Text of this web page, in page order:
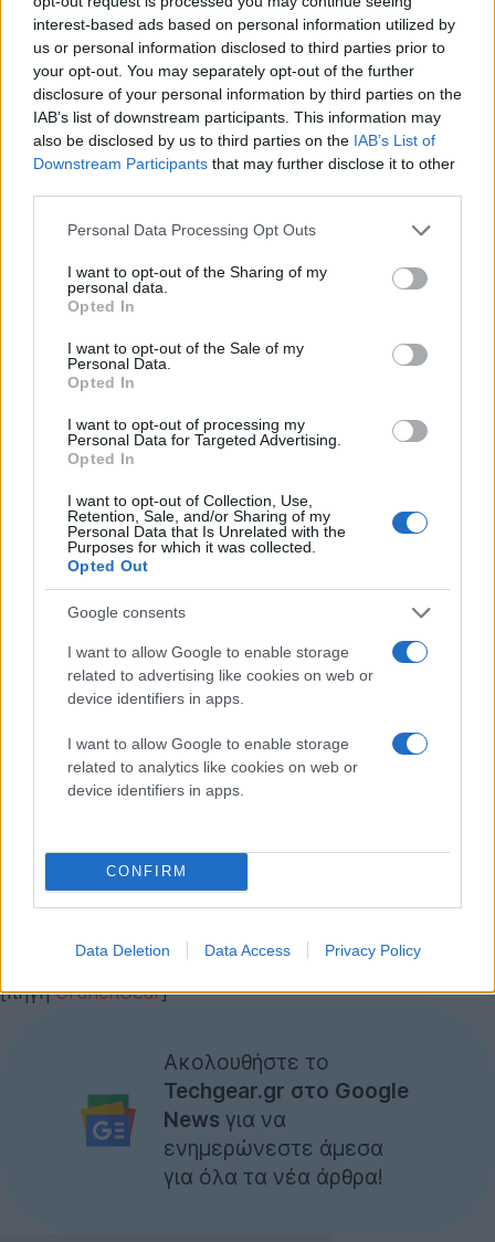
interest-based ads based on personal information utilized by
us or personal information disclosed to third parties prior to
your opt-out. You may separately opt-out of the further
disclosure of your personal information by third parties on the
IAB’s list of downstream participants. This information may
also be disclosed by us to third parties on the IAB’s List of
Downstream Participants that may further disclose it to other
Please note that this website/app uses one or more Google
not limited to your visit or usage behaviour. You may click to
grant or deny consent to Google and its third-party tags to
use your data for below specified purposes in below Google
consent section.
Personal Data Processing Opt Outs
I want to opt-out of the Sharing of my
personal data.
Opted In
I want to opt-out of the Sale of my
Personal Data.
Opted In
I want to opt-out of processing my
Personal Data for Targeted Advertising.
Opted In
I want to opt-out of Collection, Use,
Retention, Sale, and/or Sharing of my
Personal Data that Is Unrelated with the
Purposes for which it was collected.
Opted Out
Google consents
I want to allow Google to enable storage
related to advertising like cookies on web or
device identifiers in apps.
I want to allow Google to enable storage
related to analytics like cookies on web or
device identifiers in apps.
CONFIRM
Data Deletion Data Access Privacy Policy
Αρχικά η διάθεση του ήταν να ξεκινήσει εδώ και
καθυστέρησε σημαντικά και ενώ έπρεπε να έχει
κυκλοφορήσει την προηγούμενη εβδομάδα τελικά θα
πρέπει να περιμένουμε μία ή δύο εβδομάδες ακόμα
για να το πάρουμε στα χέρια μας. Για όσους
ενδιαφέρονται, το
Τα πλήρη και οριστικά χαρακτηριστικά του ASUS
- Οθόνη LED-backlit multitouch 5'' ανάλυσης 800 x 380
- Επεξεργαστής
- SSD 16GB ή 32GB
- WiFi 802.11 b/g/n, Bluetooth 2.1 ultra-wideband,
Ethernet
- Δύο ηχεία, ενσωματωμένο μικρόφωνο
- 3 θύρες USB 2.0, έξοδος HDMI, έξοδος VGA
- Μπαταρία με αυτονομία 4 ώρες
[πηγήCrunchGear]
Ακολουθήστε το
Techgear.gr στο Google
News για να
ενημερώνεστε άμεσα
για όλα τα νέα άρθρα!